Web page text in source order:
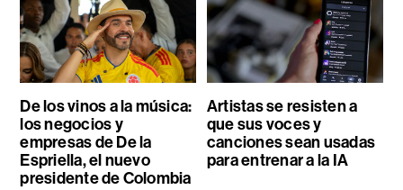
De los vinos a la música:
los negocios y
empresas de De la
Espriella, el nuevo
presidente de Colombia
Artistas se resisten a
que sus voces y
canciones sean usadas
para entrenar a la IA